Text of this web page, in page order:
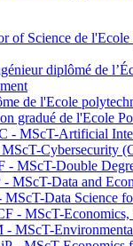
of Science de l'Ecole
diplômé de
de l'Ecole
gradué de l'Ecole
- MScT-Artificial
Cybersecurity
- MScT-Double
MScT-Data and
Data Science
- MScT-Economics,
- MScT-